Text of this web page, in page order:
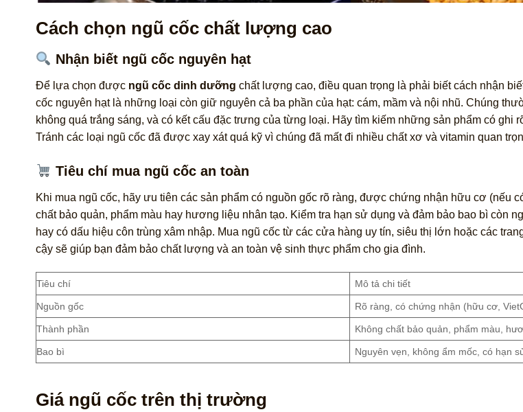
Cách chọn ngũ cốc chất lượng cao
Nhận biết ngũ cốc nguyên hạt
Để lựa chọn được ngũ cốc dinh dưỡng chất lượng cao, điều quan trọng là phải biết cách nhận
cốc nguyên hạt là những loại còn giữ nguyên cả ba phần của hạt: cám, mầm và nội nhũ. Chúng
không quá trắng sáng, và có kết cấu đặc trưng của từng loại. Hãy tìm kiếm những sản phẩm có ghi
Tránh các loại ngũ cốc đã được xay xát quá kỹ vì chúng đã mất đi nhiều chất xơ và vitamin quan
Tiêu chí mua ngũ cốc an toàn
Khi mua ngũ cốc, hãy ưu tiên các sản phẩm có nguồn gốc rõ ràng, được chứng nhận hữu cơ (nếu
chất bảo quản, phẩm màu hay hương liệu nhân tạo. Kiểm tra hạn sử dụng và đảm bảo bao bì còn
hay có dấu hiệu côn trùng xâm nhập. Mua ngũ cốc từ các cửa hàng uy tín, siêu thị lớn hoặc các
cậy sẽ giúp bạn đảm bảo chất lượng và an toàn vệ sinh thực phẩm cho gia đình.
Tiêu chí Mô tả chi tiết
Nguồn gốc Rõ ràng, có chứng nhận (hữu cơ,
Thành phần Không chất bảo quản, phẩm màu,
Bao bì Nguyên vẹn, không ẩm mốc, có hạn
Giá ngũ cốc trên thị trường